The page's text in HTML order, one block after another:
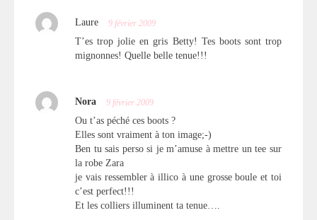
Laure 9 février 2009
T’es trop jolie en gris Betty! Tes boots sont trop
mignonnes! Quelle belle tenue!!!
Nora 9 février 2009
Ou t’as péché ces boots ?
Elles sont vraiment à ton image;-)
Ben tu sais perso si je m’amuse à mettre un tee sur
la robe Zara
je vais ressembler à illico à une grosse boule et toi
c’est perfect!!!
Et les colliers illuminent ta tenue….